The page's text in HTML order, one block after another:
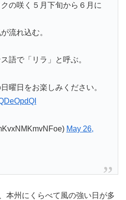
の咲く５月下旬から６月に
流れ込む。
語で「リラ」と呼ぶ。
曜日をお楽しみください。
May 26,
本州にくらべて風の強い日が多